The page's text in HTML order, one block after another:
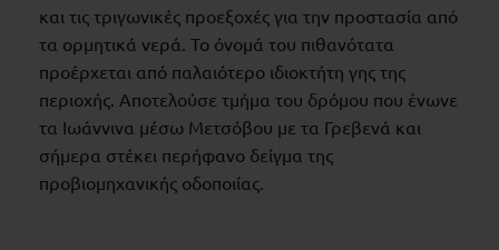
και τις τριγωνικές προεξοχές για την προστασία από
τα ορμητικά νερά. Το όνομά του πιθανότατα
προέρχεται από παλαιότερο ιδιοκτήτη γης της
περιοχής. Αποτελούσε τμήμα του δρόμου που ένωνε
τα Ιωάννινα μέσω Μετσόβου με τα Γρεβενά και
σήμερα στέκει περήφανο δείγμα της
προβιομηχανικής οδοποιίας.